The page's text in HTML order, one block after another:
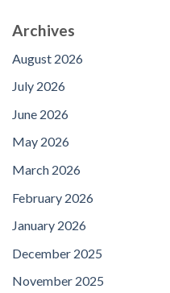
Archives
August 2026
July 2026
June 2026
May 2026
March 2026
February 2026
January 2026
December 2025
November 2025